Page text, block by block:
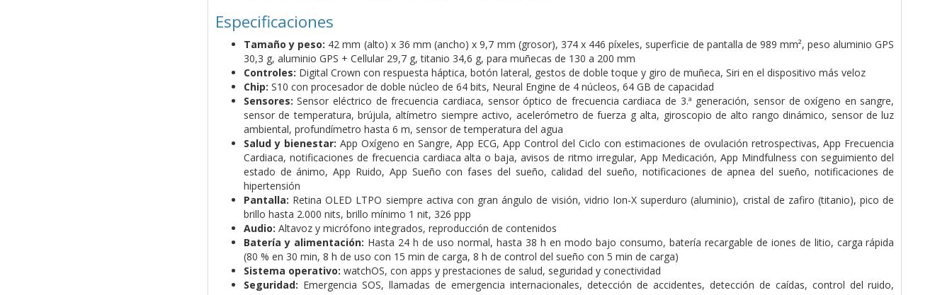
Especificaciones
Tamaño y peso: 42 mm (alto) x 36 mm (ancho) x 9,7 mm (grosor), 374 x 446 píxeles, superficie de pantalla de 989 mm², peso aluminio GPS
30,3 g, aluminio GPS + Cellular 29,7 g, titanio 34,6 g, para muñecas de 130 a 200 mm
Controles: Digital Crown con respuesta háptica, botón lateral, gestos de doble toque y giro de muñeca, Siri en el dispositivo más veloz
Chip: S10 con procesador de doble núcleo de 64 bits, Neural Engine de 4 núcleos, 64 GB de capacidad
Sensores: Sensor eléctrico de frecuencia cardiaca, sensor óptico de frecuencia cardiaca de 3.ª generación, sensor de oxígeno en sangre,
sensor de temperatura, brújula, altímetro siempre activo, acelerómetro de fuerza g alta, giroscopio de alto rango dinámico, sensor de luz
ambiental, profundímetro hasta 6 m, sensor de temperatura del agua
Salud y bienestar: App Oxígeno en Sangre, App ECG, App Control del Ciclo con estimaciones de ovulación retrospectivas, App Frecuencia
Cardiaca, notificaciones de frecuencia cardiaca alta o baja, avisos de ritmo irregular, App Medicación, App Mindfulness con seguimiento del
estado de ánimo, App Ruido, App Sueño con fases del sueño, calidad del sueño, notificaciones de apnea del sueño, notificaciones de
hipertensión
Pantalla: Retina OLED LTPO siempre activa con gran ángulo de visión, vidrio Ion-X superduro (aluminio), cristal de zafiro (titanio), pico de
brillo hasta 2.000 nits, brillo mínimo 1 nit, 326 ppp
Audio: Altavoz y micrófono integrados, reproducción de contenidos
Batería y alimentación: Hasta 24 h de uso normal, hasta 38 h en modo bajo consumo, batería recargable de iones de litio, carga rápida
(80 % en 30 min, 8 h de uso con 15 min de carga, 8 h de control del sueño con 5 min de carga)
Sistema operativo: watchOS, con apps y prestaciones de salud, seguridad y conectividad
Seguridad: Emergencia SOS, llamadas de emergencia internacionales, detección de accidentes, detección de caídas, control del ruido,